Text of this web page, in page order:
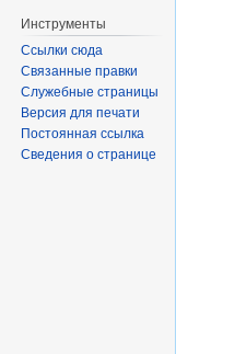
Инструменты
Ссылки сюда
Связанные правки
Служебные страницы
Версия для печати
Постоянная ссылка
Сведения о странице